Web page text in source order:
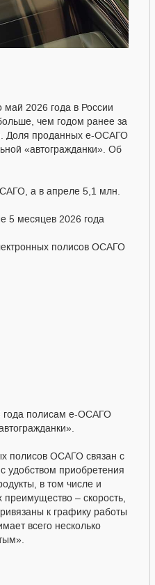
2026 года в России
чем годом ранее за
Доля проданных е-ОСАГО
«автогражданки». Об
а в апреле 5,1 млн.
5 месяцев 2026 года
полисов ОСАГО
года полисам е-ОСАГО
полисов ОСАГО связан с
удобством приобретения
в том числе и
– скорость,
к графику работы
всего несколько